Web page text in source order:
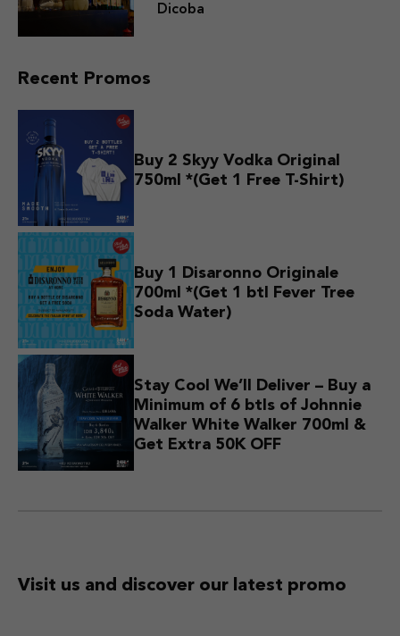
Dicoba
Recent Promos
Buy 2 Skyy Vodka Original
750ml *(Get 1 Free T-Shirt)
Buy 1 Disaronno Originale
700ml *(Get 1 btl Fever Tree
Soda Water)
Stay Cool We’ll Deliver – Buy a
Minimum of 6 btls of Johnnie
Walker White Walker 700ml &
Get Extra 50K OFF
Visit us and discover our latest promo